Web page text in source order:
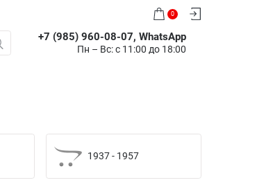
+7 (985) 960-08-07, WhatsApp
Пн – Вс: с 11:00 до 18:00
0
1937 - 1957